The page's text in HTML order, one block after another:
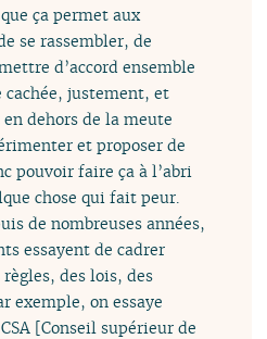
ça permet aux
se rassembler, de
d’accord ensemble
justement, et
dehors de la meute
et proposer de
pouvoir faire ça à l’abri
chose qui fait peur.
de nombreuses années,
essayent de cadrer
des lois, des
exemple, on essaye
[Conseil supérieur de